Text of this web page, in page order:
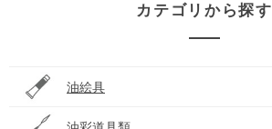
カテゴリから探す
油絵具